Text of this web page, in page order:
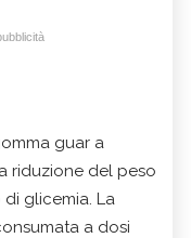
guar a
riduzione del peso
glicemia. La
a dosi